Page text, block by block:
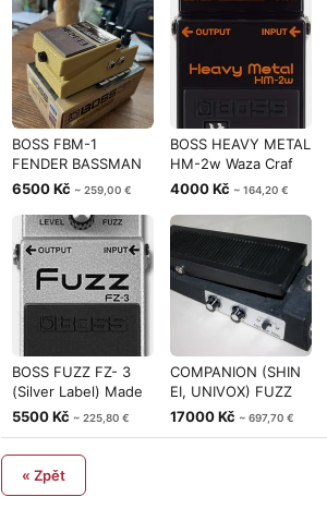
BOSS FBM-1
FENDER BASSMAN
59 Legend Series
6500 Kč ~ 259,00 €
BOSS HEAVY METAL
HM-2w Waza Craf
Made in Japa
4000 Kč ~ 164,20 €
BOSS FUZZ FZ- 3
(Silver Label) Made
in Taiwan
5500 Kč ~ 225,80 €
COMPANION (SHIN
EI, UNIVOX) FUZZ
WAH 8 TR
17000 Kč ~ 697,70 €
« Zpět